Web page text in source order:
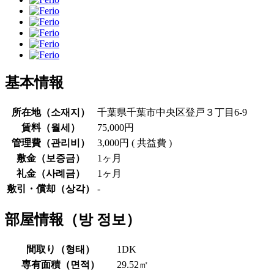
基本情報
所在地（소재지 ）
千葉県千葉市中央区登戸３丁目6-9
賃料（월세 ）
75,000円
管理費（관리비 ）
3,000円 ( 共益費 )
敷金（보증금）
1ヶ月
礼金（사례금）
1ヶ月
敷引・償却（상각） -
部屋情報（방 정보）
間取り（형태 ）
1DK
専有面積（면적 ）
29.52㎡